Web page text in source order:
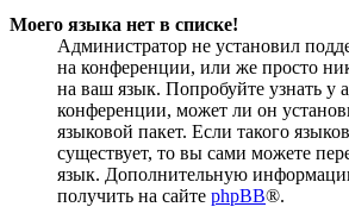
Моего языка нет в списке!
Администратор не установил
на конференции, или же просто
на ваш язык. Попробуйте узнать у
конференции, может ли он
языковой пакет. Если такого
существует, то вы сами можете
язык. Дополнительную
получить на сайте phpBB®.